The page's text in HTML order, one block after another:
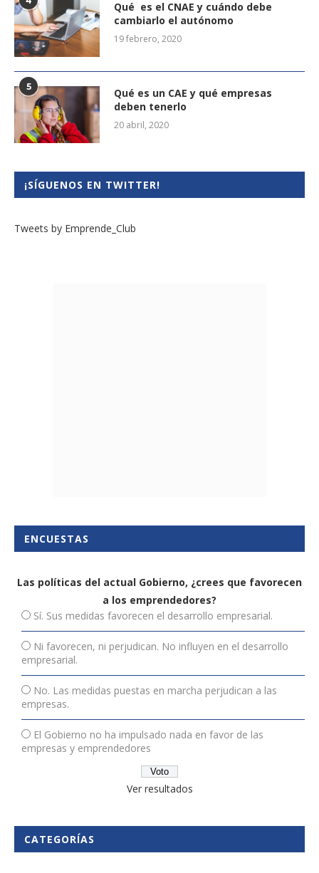
Qué es el CNAE y cuándo debe
cambiarlo el autónomo
19 febrero, 2020
5
Qué es un CAE y qué empresas
deben tenerlo
20 abril, 2020
¡SÍGUENOS EN TWITTER!
Tweets by Emprende_Club
ENCUESTAS
Las políticas del actual Gobierno, ¿crees que favorecen
a los emprendedores?
Sí. Sus medidas favorecen el desarrollo empresarial.
Ni favorecen, ni perjudican. No influyen en el desarrollo
empresarial.
No. Las medidas puestas en marcha perjudican a las
empresas.
El Gobierno no ha impulsado nada en favor de las
empresas y emprendedores
Ver resultados
CATEGORÍAS